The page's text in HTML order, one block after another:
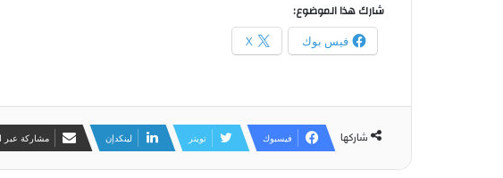
شارك هذا الموضوع:
فيس بوك X
شاركها فيسبوك تويتر لينكدإن مشاركة عبر